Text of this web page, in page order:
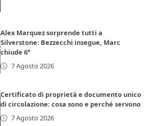
Alex Marquez sorprende tutti a
Silverstone: Bezzecchi insegue, Marc
chiude 6°
7 Agosto 2026
Certificato di proprietà e documento unico
di circolazione: cosa sono e perché servono
7 Agosto 2026